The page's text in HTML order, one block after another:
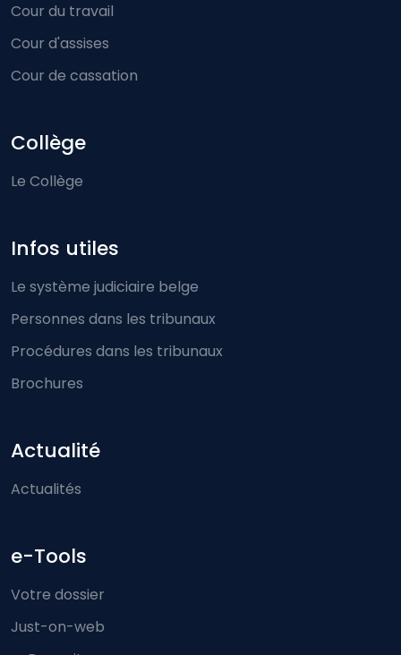
Cour du travail
Cour d'assises
Cour de cassation
Collège
Le Collège
Infos utiles
Le système judiciaire belge
Personnes dans les tribunaux
Procédures dans les tribunaux
Brochures
Actualité
Actualités
e-Tools
Votre dossier
Just-on-web